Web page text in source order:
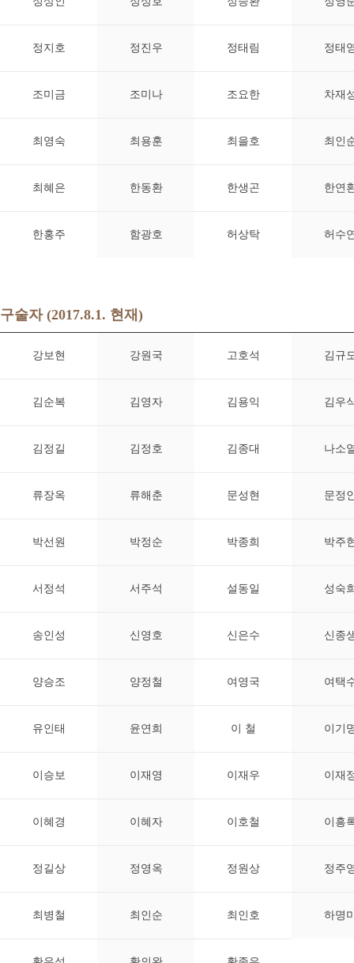
정지호 정진우 정태림 정태
조미금 조미나 조요한 차재
최영숙 최용훈 최을호 최인
최혜은 한동환 한생곤 한연
한홍주 함광호 허상탁 허수
구술자 (2017.8.1. 현재)
강보현 강원국 고호석 김규
김순복 김영자 김용익 김우
김정길 김정호 김종대 나소
류장옥 류해춘 문성현 문정
박선원 박정순 박종희 박주
서정석 서주석 설동일 성숙
송인성 신영호 신은수 신종
양승조 양정철 여영국 여택
유인태 윤연희 이 철 이기
이승보 이재영 이재우 이재
이혜경 이혜자 이호철 이흥
정길상 정영옥 정원상 정주
최병철 최인순 최인호 하명